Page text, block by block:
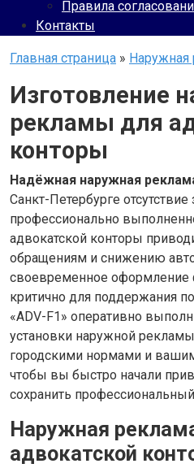
Правила
Контакты
Главная страница » Наружная
Изготовление
рекламы для
конторы
Надёжная наружная
Санкт-Петербурге
профессионально
адвокатской конторы
обращениям и снижению
своевременное оформление
критично для поддержания
«ADV-F1» оперативно
установки наружной
городскими нормами и
чтобы вы быстро начали
сохранить
Наружная
адвокатской